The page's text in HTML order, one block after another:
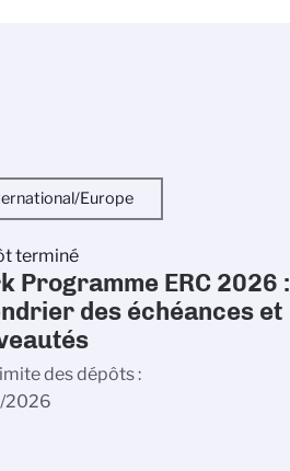
Europe
terminé
Programme ERC 2026 :
des échéances et
des dépôts
2026